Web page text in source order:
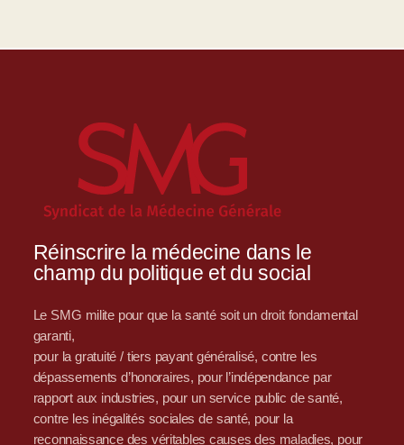
Réinscrire la médecine dans le
champ du politique et du social
Le SMG milite pour que la santé soit un droit fondamental
garanti,
pour la gratuité / tiers payant généralisé, contre les
dépassements d’honoraires, pour l’indépendance par
rapport aux industries, pour un service public de santé,
contre les inégalités sociales de santé, pour la
reconnaissance des véritables causes des maladies, pour